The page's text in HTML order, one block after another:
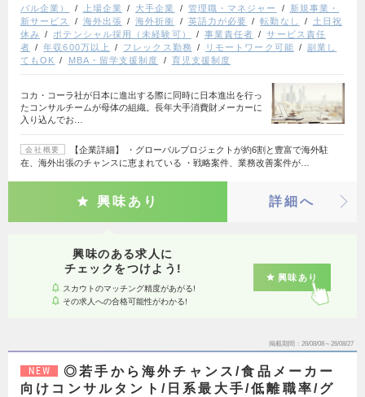
バル企業）
上場企業 大手企業 管理職・マネジャー
新規事業・
新サービス
海外出張 海外折衝 英語力が必要 転勤なし
土日祝
休み
ポテンシャル採用（未経験可） 事業責任者
サービス責任
者
年収600万以上 フレックス勤務 リモートワーク可能
副業し
てもOK
MBA・留学支援制度 育児支援制度
コカ・コーラ社が日本に進出する際に同時に日本進出を行っ
たコンサルチームが母体の組織。長年大手消費財メーカーに
入り込んでお…
会社概要
【企業詳細】 ・グローバルプロジェクトが約6割と豊富で海外駐
在、海外出張のチャンスに恵まれている ・戦略案件、業務改善案件が…
興味あり 詳細へ
興味のある求人に
チェックをつけよう!
スカウトのマッチング精度があがる!
その求人への合格可能性がわかる!
興味あり
掲載期間 26/08/08～26/08/27
NEW
◎若手から海外チャンス/食品メーカー
向けコンサルタント/日系最大手/低離職率/グ